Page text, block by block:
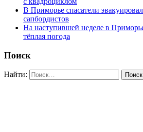
В Приморье спасатели
сапбордистов
На наступившей неделе в
тёплая погода
Поиск
Найти: